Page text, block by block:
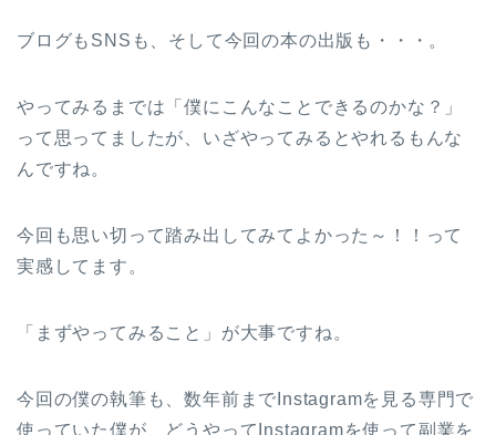
ブログもSNSも、そして今回の本の出版も・・・。
やってみるまでは「僕にこんなことできるのかな？」
って思ってましたが、いざやってみるとやれるもんな
んですね。
今回も思い切って踏み出してみてよかった～！！って
実感してます。
「まずやってみること」が大事ですね。
今回の僕の執筆も、数年前までInstagramを見る専門で
使っていた僕が、どうやってInstagramを使って副業を